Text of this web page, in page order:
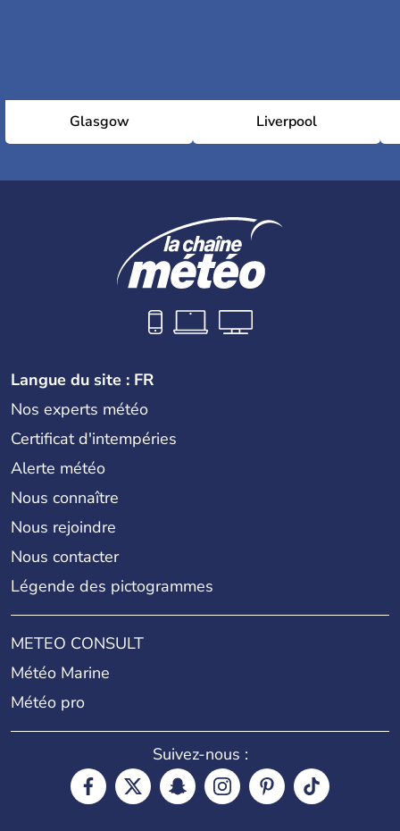
Glasgow Liverpool
Langue du site : FR
Nos experts météo
Certificat d'intempéries
Alerte météo
Nous connaître
Nous rejoindre
Nous contacter
Légende des pictogrammes
METEO CONSULT
Météo Marine
Météo pro
Suivez-nous :